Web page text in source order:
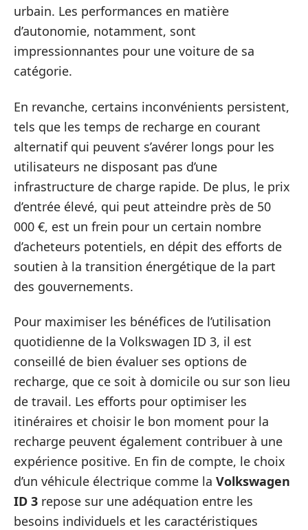
urbain. Les performances en matière
d’autonomie, notamment, sont
impressionnantes pour une voiture de sa
catégorie.
En revanche, certains inconvénients persistent,
tels que les temps de recharge en courant
alternatif qui peuvent s’avérer longs pour les
utilisateurs ne disposant pas d’une
infrastructure de charge rapide. De plus, le prix
d’entrée élevé, qui peut atteindre près de 50
000 €, est un frein pour un certain nombre
d’acheteurs potentiels, en dépit des efforts de
soutien à la transition énergétique de la part
des gouvernements.
Pour maximiser les bénéfices de l’utilisation
quotidienne de la Volkswagen ID 3, il est
conseillé de bien évaluer ses options de
recharge, que ce soit à domicile ou sur son lieu
de travail. Les efforts pour optimiser les
itinéraires et choisir le bon moment pour la
recharge peuvent également contribuer à une
expérience positive. En fin de compte, le choix
d’un véhicule électrique comme la Volkswagen
ID 3 repose sur une adéquation entre les
besoins individuels et les caractéristiques